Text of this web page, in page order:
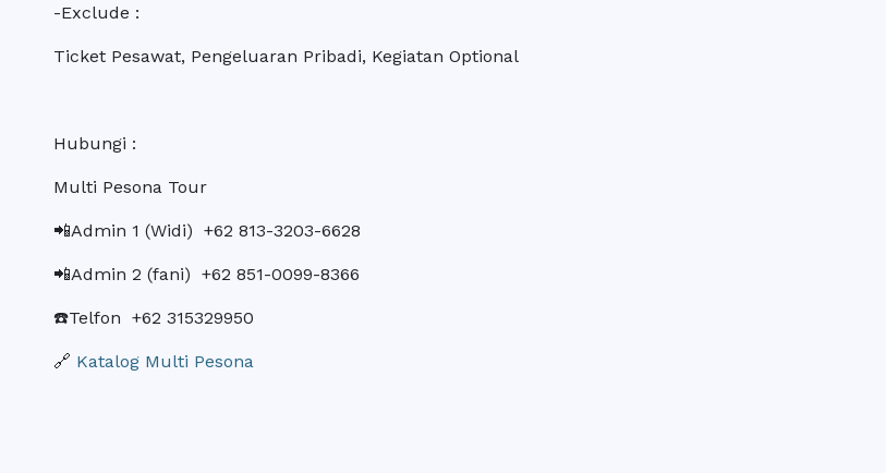
-Exclude :
Ticket Pesawat, Pengeluaran Pribadi, Kegiatan Optional
Hubungi :
Multi Pesona Tour
📲Admin 1 (Widi) +62 813-3203-6628
📲Admin 2 (fani) +62 851-0099-8366
☎️Telfon +62 315329950
🔗 Katalog Multi Pesona